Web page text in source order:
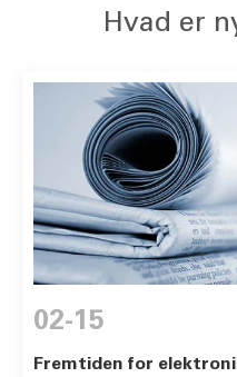
Hvad er
02-15
Fremtiden for